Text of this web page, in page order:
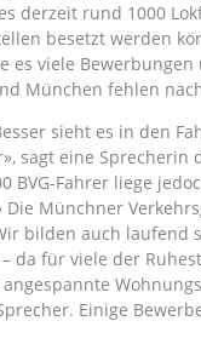
derzeit rund 1000
besetzt werden
es viele
München fehlen
sieht es in den
sagt eine Sprecherin
BVG-Fahrer liege
Münchner
bilden auch laufend
da für viele der
Einige